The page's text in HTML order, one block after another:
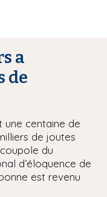
a
de
une centaine de
de joutes
du
d’éloquence de
est revenu